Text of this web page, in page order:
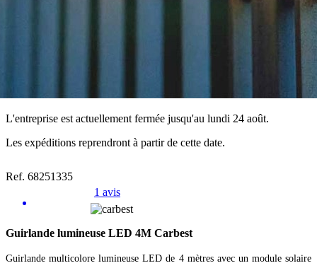
L'entreprise est actuellement fermée jusqu'au lundi 24 août.
Les expéditions reprendront à partir de cette date.
Ref. 68251335
1 avis
Guirlande lumineuse LED 4M Carbest
Guirlande multicolore lumineuse LED de 4 mètres avec un module solaire